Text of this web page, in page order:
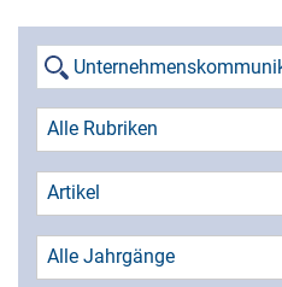
Alle Rubriken
Artikel
Alle Jahrgänge